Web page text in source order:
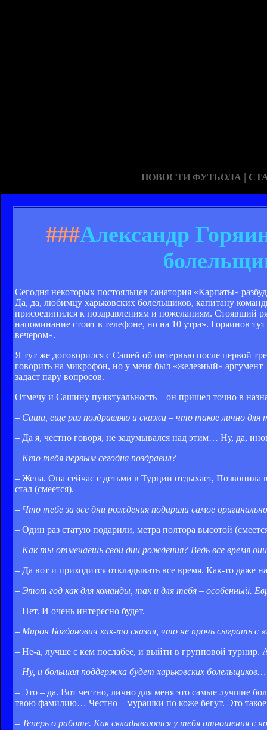
НОВОСТИ ФУТБОЛА |
###Александр
Сегодня некоторых постояльцев санатория «Карпаты»
Да, да, любимцу харьковских болельщиков, капитану
присоединился к поздравлениям и пожеланиям. Стоявший
напоминание стоит в телефоне, но на 10 утра». Горяинов
вечером».
Я тут же договорился с Сашей об интервью после первой
говорить на микрофон, но у меня был «железный» аргумент
задаст пару вопросов.
Отмечу и Сашину пунктуальность – он пришел точно в
– Саша, еще раз поздравляю и скажи – что такое лично для
– Да я, честно говоря, не задумывался над этим… Ну, да,
– Кто тебя первым сегодня поздравил?
– Жена. Она сейчас с детьми в Турции отдыхает, Позвонила
стал (смеется).
– Что тебе за все дни рождения подарили самое
– Один раз статую подарили, метра полтора высотой
– Как ты отмечаешь свои дни рождения? Ведь все время
– Да вот и приходится откладывать все время. Как-то даже
– Этот год как для команды, так и для тебя – особенный.
– Нет. И очень интересно будет.
– Мирон Богданович как-то сказал, что не прочь сыграть с
– Не-а, лучше с кем послабее, и выйти в групповой
– Ну, и большая поддержка будет харьковских болельщиков…
– Это – да. Вот честно, лично для меня это самые лучшие
твою фамилию… Честно – мурашки по коже бегут. Это такое
– Теперь о работе. Как складываются у тебя отношения с